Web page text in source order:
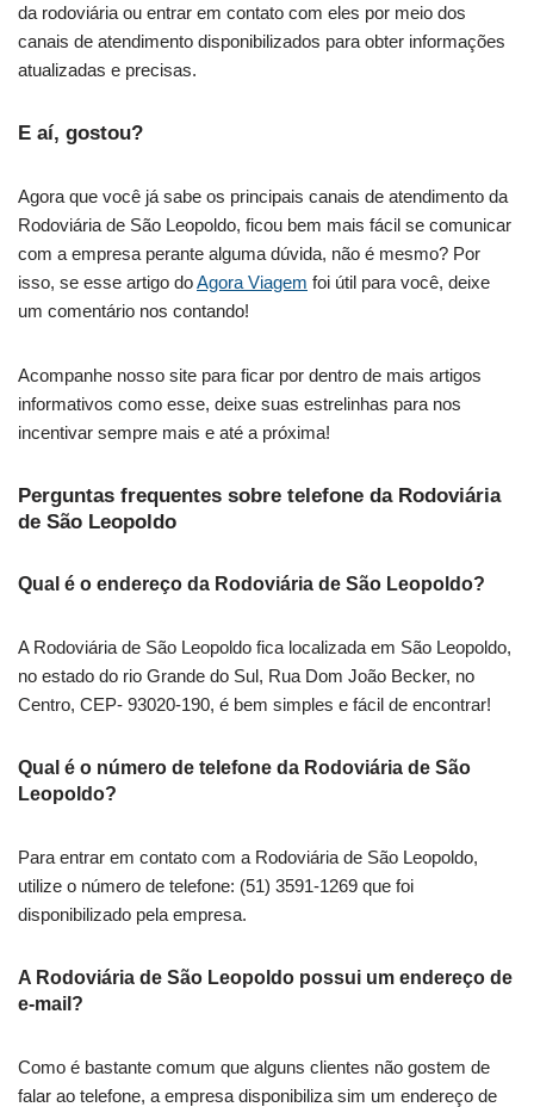
da rodoviária ou entrar em contato com eles por meio dos
canais de atendimento disponibilizados para obter informações
atualizadas e precisas.
E aí, gostou?
Agora que você já sabe os principais canais de atendimento da
Rodoviária de São Leopoldo, ficou bem mais fácil se comunicar
com a empresa perante alguma dúvida, não é mesmo? Por
isso, se esse artigo doAgora Viagem foi útil para você, deixe
um comentário nos contando!
Acompanhe nosso site para ficar por dentro de mais artigos
informativos como esse, deixe suas estrelinhas para nos
incentivar sempre mais e até a próxima!
Perguntas frequentes sobre telefone da Rodoviária
de São Leopoldo
Qual é o endereço da Rodoviária de São Leopoldo?
A Rodoviária de São Leopoldo fica localizada em São Leopoldo,
no estado do rio Grande do Sul, Rua Dom João Becker, no
Centro, CEP- 93020-190, é bem simples e fácil de encontrar!
Qual é o número de telefone da Rodoviária de São
Leopoldo?
Para entrar em contato com a Rodoviária de São Leopoldo,
utilize o número de telefone: (51) 3591-1269 que foi
disponibilizado pela empresa.
A Rodoviária de São Leopoldo possui um endereço de
e-mail?
Como é bastante comum que alguns clientes não gostem de
falar ao telefone, a empresa disponibiliza sim um endereço de